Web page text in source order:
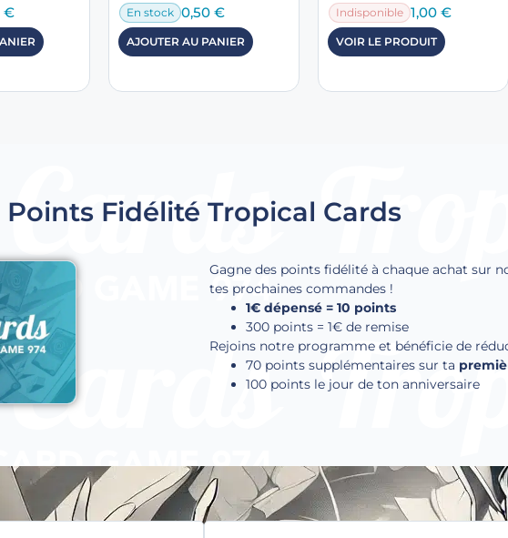
€ En stock 0,50€
AJOUTER AU PANIER
Indisponible 1,00 €
VOIR LE PRODUIT
Points Fidélité Tropical Cards
Gagne des points fidélité à chaque achat sur
tes prochaines commandes !
1€ dépensé = 10 points
300 points = 1€ de remise
Rejoins notre programme et bénéficie de
70 points supplémentaires sur ta
100 points le jour de ton anniversaire